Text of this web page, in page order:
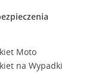
Moto
na Wypadki